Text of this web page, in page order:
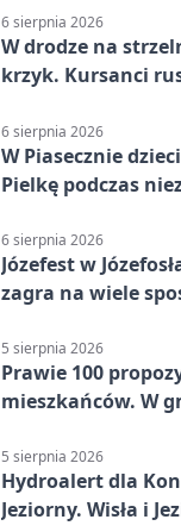
6 sierpnia 2026
W drodze na
krzyk. Kursanci
6 sierpnia 2026
W Piasecznie
Pielkę podczas
6 sierpnia 2026
Józefest w
zagra na wiele
5 sierpnia 2026
Prawie 100
mieszkańców. W
5 sierpnia 2026
Hydroalert dla
Jeziorny. Wisła i